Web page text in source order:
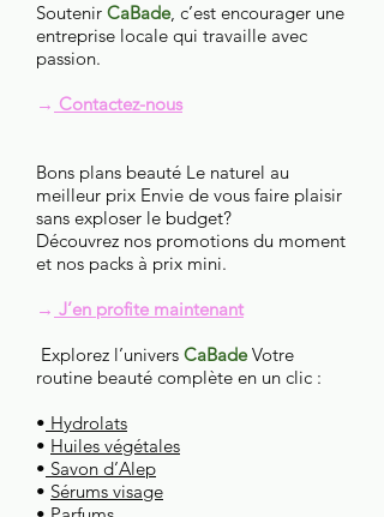
Soutenir CaBade, c’est encourager une
entreprise locale qui travaille avec
passion.
→ Contactez-nous
Bons plans beauté Le naturel au
meilleur prix Envie de vous faire plaisir
sans exploser le budget?
Découvrez nos promotions du moment
et nos packs à prix mini.
→ J’en profite maintenant
Explorez l’univers CaBadeVotre
routine beauté complète en un clic :
• Hydrolats
• Huiles végétales
• Savon d’Alep
• Sérums visage